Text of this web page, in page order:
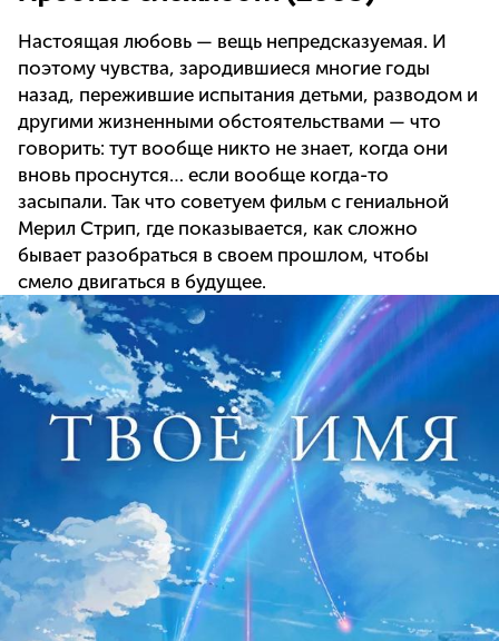
Настоящая любовь — вещь непредсказуемая. И
поэтому чувства, зародившиеся многие годы
назад, пережившие испытания детьми, разводом и
другими жизненными обстоятельствами — что
говорить: тут вообще никто не знает, когда они
вновь проснутся… если вообще когда-то
засыпали. Так что советуем фильм с гениальной
Мерил Стрип, где показывается, как сложно
бывает разобраться в своем прошлом, чтобы
смело двигаться в будущее.